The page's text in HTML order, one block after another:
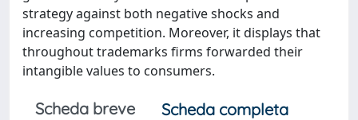
strategy against both negative shocks and
increasing competition. Moreover, it displays that
throughout trademarks firms forwarded their
intangible values to consumers.
Scheda breve
Scheda completa